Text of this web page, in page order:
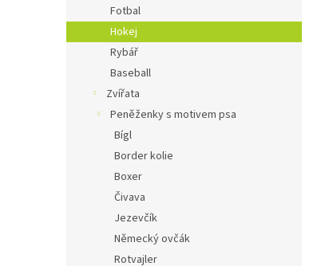
Fotbal
Hokej
Rybář
Baseball
Zvířata
Peněženky s motivem psa
Bígl
Border kolie
Boxer
Čivava
Jezevčík
Německý ovčák
Rotvajler